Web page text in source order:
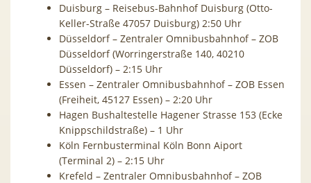
Duisburg – Reisebus-Bahnhof Duisburg (Otto-
Keller-Straße 47057 Duisburg) 2:50 Uhr
Düsseldorf – Zentraler Omnibusbahnhof – ZOB
Düsseldorf (Worringerstraße 140, 40210
Düsseldorf) – 2:15 Uhr
Essen – Zentraler Omnibusbahnhof – ZOB Essen
(Freiheit, 45127 Essen) – 2:20 Uhr
Hagen Bushaltestelle Hagener Strasse 153 (Ecke
Knippschildstraße) – 1 Uhr
Köln Fernbusterminal Köln Bonn Aiport
(Terminal 2) – 2:15 Uhr
Krefeld – Zentraler Omnibusbahnhof – ZOB